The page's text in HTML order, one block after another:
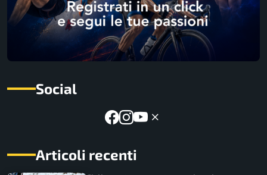
Social
Articoli recenti